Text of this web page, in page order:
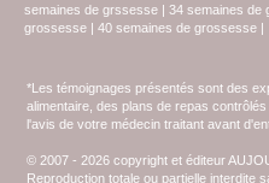
semaines de grssesse | 34 semaines de
grossesse | 40 semaines de grossesse |
*Les témoignages présentés sont des
alimentaire, des plans de repas
l'avis de votre médecin traitant avant
© 2007 - 2026 copyright et éditeur
Reproduction totale ou partielle interdite